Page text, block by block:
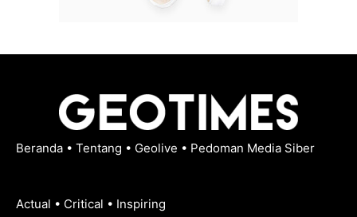
Beranda • Tentang • Geolive • Pedoman Media Siber
Actual • Critical • Inspiring